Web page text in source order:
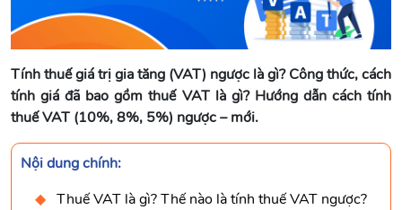
Tính thuế giá trị gia tăng (VAT) ngược là gì? Công thức, cách
tính giá đã bao gồm thuế VAT là gì? Hướng dẫn cách tính
thuế VAT (10%, 8%, 5%) ngược – mới.
Nội dung chính:
Thuế VAT là gì? Thế nào là tính thuế VAT ngược?